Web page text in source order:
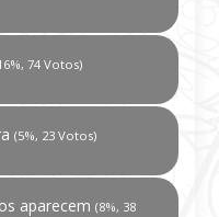
74 Votos)
(5%, 23 Votos)
aparecem (8%, 38